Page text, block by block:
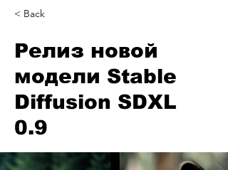
< Back
Релиз новой
модели Stable
Diffusion SDXL
0.9